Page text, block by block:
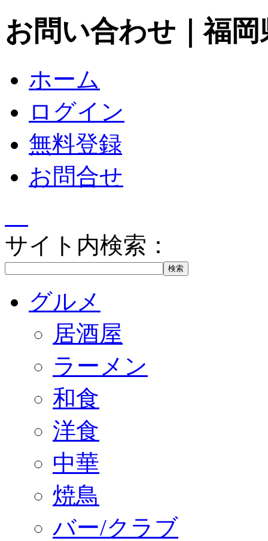
お問い合わせ｜福
ホーム
ログイン
無料登録
お問合せ
サイト内検索：
グルメ
居酒屋
ラーメン
和食
洋食
中華
焼鳥
バー/クラブ